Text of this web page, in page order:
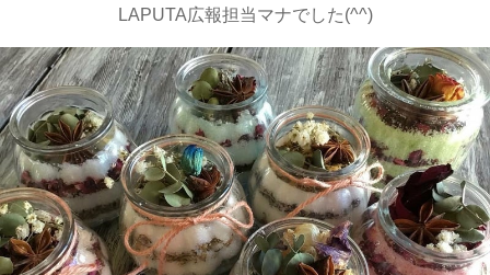
LAPUTA広報担当マナでした(^^)